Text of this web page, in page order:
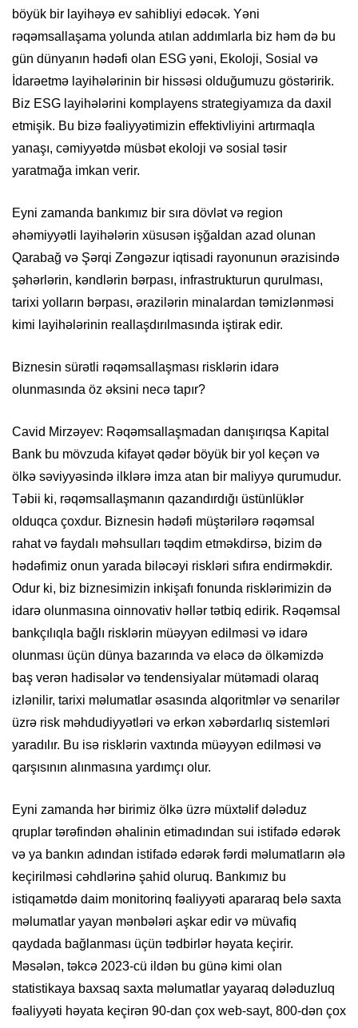
böyük bir layihəyə ev sahibliyi edəcək. Yəni
rəqəmsallaşama yolunda atılan addımlarla biz həm də bu
gün dünyanın hədəfi olan ESG yəni, Ekoloji, Sosial və
İdarəetmə layihələrinin bir hissəsi olduğumuzu göstəririk.
Biz ESG layihələrini komplayens strategiyamıza da daxil
etmişik. Bu bizə fəaliyyətimizin effektivliyini artırmaqla
yanaşı, cəmiyyətdə müsbət ekoloji və sosial təsir
yaratmağa imkan verir.
Eyni zamanda bankımız bir sıra dövlət və region
əhəmiyyətli layihələrin xüsusən işğaldan azad olunan
Qarabağ və Şərqi Zəngəzur iqtisadi rayonunun ərazisində
şəhərlərin, kəndlərin bərpası, infrastrukturun qurulması,
tarixi yolların bərpası, ərazilərin minalardan təmizlənməsi
kimi layihələrinin reallaşdırılmasında iştirak edir.
Biznesin sürətli rəqəmsallaşması risklərin idarə
olunmasında öz əksini necə tapır?
Cavid Mirzəyev: Rəqəmsallaşmadan danışırıqsa Kapital
Bank bu mövzuda kifayət qədər böyük bir yol keçən və
ölkə səviyyəsində ilklərə imza atan bir maliyyə qurumudur.
Təbii ki, rəqəmsallaşmanın qazandırdığı üstünlüklər
olduqca çoxdur. Biznesin hədəfi müştərilərə rəqəmsal
rahat və faydalı məhsulları təqdim etməkdirsə, bizim də
hədəfimiz onun yarada biləcəyi riskləri sıfıra endirməkdir.
Odur ki, biz biznesimizin inkişafı fonunda risklərimizin də
idarə olunmasına oinnovativ həllər tətbiq edirik. Rəqəmsal
bankçılıqla bağlı risklərin müəyyən edilməsi və idarə
olunması üçün dünya bazarında və eləcə də ölkəmizdə
baş verən hadisələr və tendensiyalar mütəmadi olaraq
izlənilir, tarixi məlumatlar əsasında alqoritmlər və senarilər
üzrə risk məhdudiyyətləri və erkən xəbərdarlıq sistemləri
yaradılır. Bu isə risklərin vaxtında müəyyən edilməsi və
qarşısının alınmasına yardımçı olur.
Eyni zamanda hər birimiz ölkə üzrə müxtəlif dələduz
qruplar tərəfindən əhalinin etimadından sui istifadə edərək
və ya bankın adından istifadə edərək fərdi məlumatların ələ
keçirilməsi cəhdlərinə şahid oluruq. Bankımız bu
istiqamətdə daim monitorinq fəaliyyəti apararaq belə saxta
məlumatlar yayan mənbələri aşkar edir və müvafiq
qaydada bağlanması üçün tədbirlər həyata keçirir.
Məsələn, təkcə 2023-cü ildən bu günə kimi olan
statistikaya baxsaq saxta məlumatlar yayaraq dələduzluq
fəaliyyəti həyata keçirən 90-dan çox web-sayt, 800-dən çox